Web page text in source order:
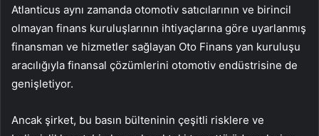
Atlanticus aynı zamanda otomotiv satıcılarının ve birincil
olmayan finans kuruluşlarının ihtiyaçlarına göre uyarlanmış
finansman ve hizmetler sağlayan Oto Finans yan kuruluşu
aracılığıyla finansal çözümlerini otomotiv endüstrisine de
genişletiyor.
Ancak şirket, bu basın bülteninin çeşitli risklere ve